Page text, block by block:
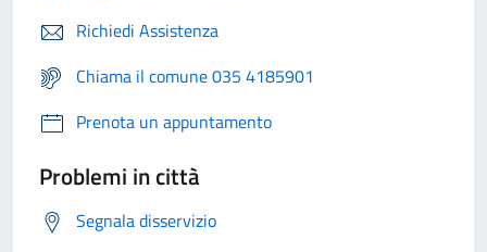
Richiedi Assistenza
Chiama il comune 035 4185901
Prenota un appuntamento
Problemi in città
Segnala disservizio